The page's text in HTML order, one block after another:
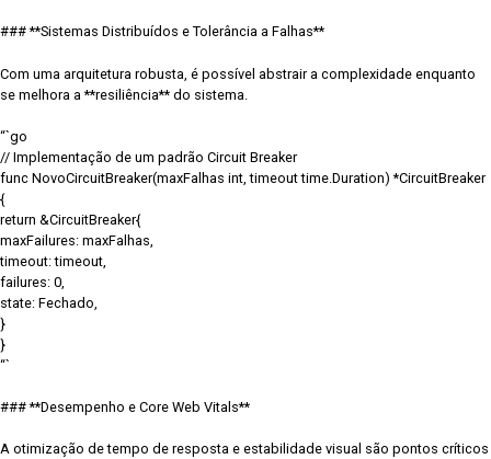
### **Sistemas Distribuídos e Tolerância a Falhas**
Com uma arquitetura robusta, é possível abstrair a complexidade enquanto
se melhora a **resiliência** do sistema.
“`go
// Implementação de um padrão Circuit Breaker
func NovoCircuitBreaker(maxFalhas int, timeout time.Duration) *CircuitBreaker
{
return &CircuitBreaker{
maxFailures: maxFalhas,
timeout: timeout,
failures: 0,
state: Fechado,
}
}
“`
### **Desempenho e Core Web Vitals**
A otimização de tempo de resposta e estabilidade visual são pontos críticos